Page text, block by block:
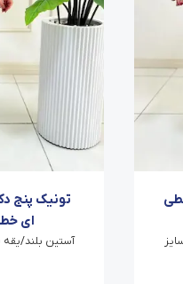
تونیک پنج
ای
آستین بلند/